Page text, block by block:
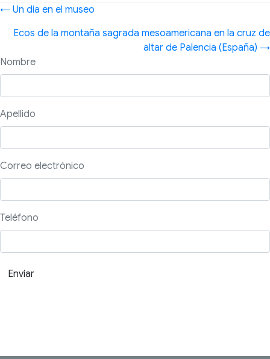
Posts
navigation
← Un día en el museo
Ecos de la montaña sagrada mesoamericana en la cruz de
altar de Palencia (España) →
Nombre
Apellido
Correo electrónico
Teléfono
Enviar